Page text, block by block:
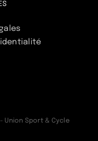
- Union Sport & Cycle